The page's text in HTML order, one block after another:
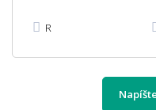
R